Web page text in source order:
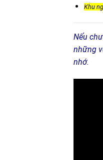
Khu
Nếu
những
nhớ.